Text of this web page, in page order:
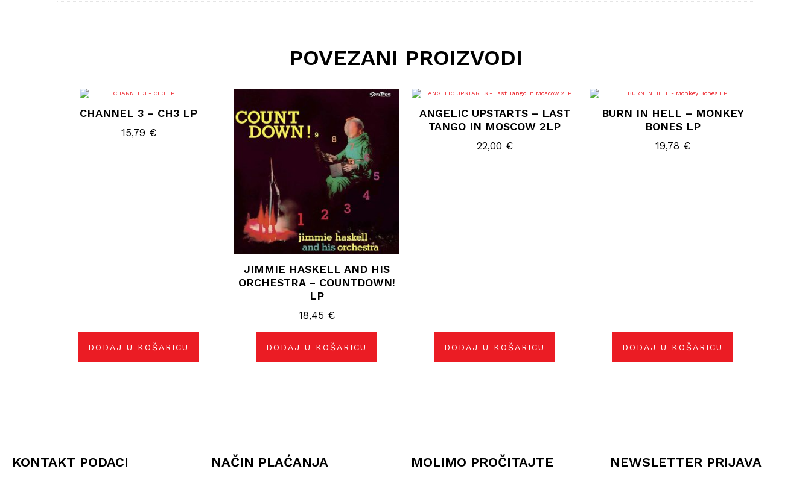
POVEZANI PROIZVODI
CHANNEL 3 – CH3 LP
15,79 €
DODAJ U KOŠARICU
JIMMIE HASKELL AND HIS
ORCHESTRA – COUNTDOWN!
LP
18,45 €
DODAJ U KOŠARICU
ANGELIC UPSTARTS – LAST
TANGO IN MOSCOW 2LP
22,00 €
DODAJ U KOŠARICU
BURN IN HELL – MONKEY
BONES LP
19,78 €
DODAJ U KOŠARICU
KONTAKT PODACI NAČIN PLAĆANJA MOLIMO PROČITAJTE NEWSLETTER PRIJAVA